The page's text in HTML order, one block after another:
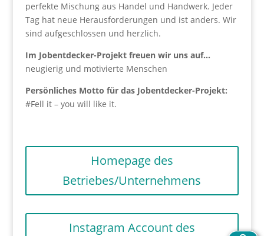
perfekte Mischung aus Handel und Handwerk. Jeder
Tag hat neue Herausforderungen und ist anders. Wir
sind aufgeschlossen und herzlich.
Im Jobentdecker-Projekt freuen wir uns auf…
neugierig und motivierte Menschen
Persönliches Motto für das Jobentdecker-Projekt:
#Fell it – you will like it.
Homepage des
Betriebes/Unternehmens
Instagram Account des